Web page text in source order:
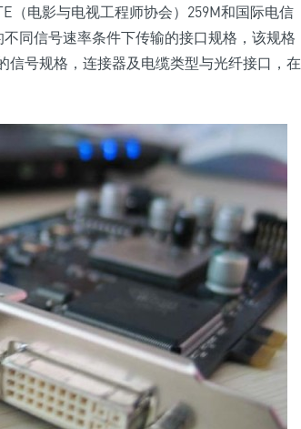
（电影与电视工程师协会）259M和国际电信
同信号速率条件下传输的接口规格，该规格
号规格，连接器及电缆类型与光纤接口，在